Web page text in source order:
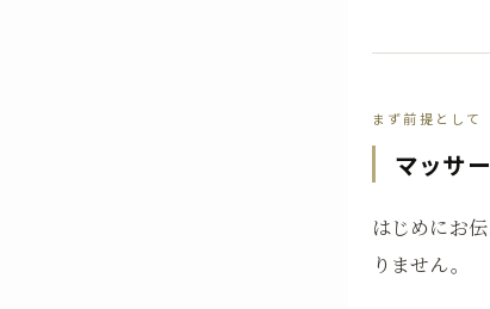
まず前提として
マッサ
はじめにお
りません。